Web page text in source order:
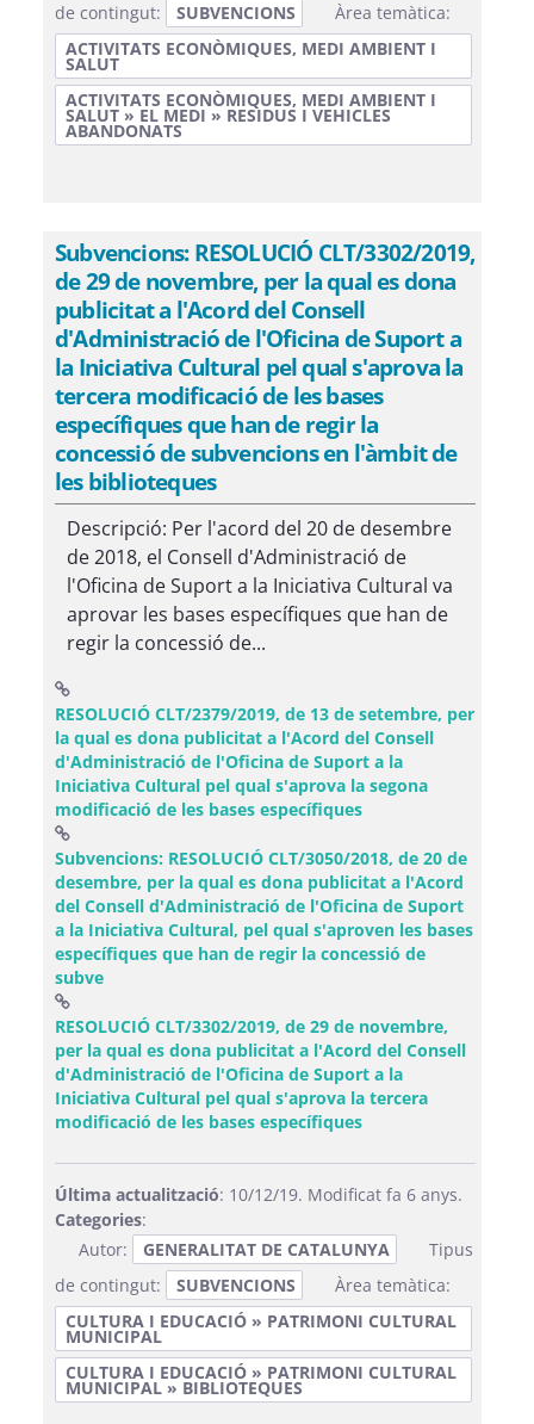
de contingut:
SUBVENCIONS
Àrea temàtica:
ACTIVITATS ECONÒMIQUES, MEDI AMBIENT I
SALUT
ACTIVITATS ECONÒMIQUES, MEDI AMBIENT I
SALUT » EL MEDI » RESIDUS I VEHICLES
ABANDONATS
Subvencions: RESOLUCIÓ CLT/3302/2019,
de 29 de novembre, per la qual es dona
publicitat a l'Acord del Consell
d'Administració de l'Oficina de Suport a
la Iniciativa Cultural pel qual s'aprova la
tercera modificació de les bases
específiques que han de regir la
concessió de subvencions en l'àmbit de
les biblioteques
Descripció: Per l'acord del 20 de desembre
de 2018, el Consell d'Administració de
l'Oficina de Suport a la Iniciativa Cultural va
aprovar les bases específiques que han de
regir la concessió de...
RESOLUCIÓ CLT/2379/2019, de 13 de setembre, per
la qual es dona publicitat a l'Acord del Consell
d'Administració de l'Oficina de Suport a la
Iniciativa Cultural pel qual s'aprova la segona
modificació de les bases específiques(Obre una finestra
Subvencions: RESOLUCIÓ CLT/3050/2018, de 20 de
desembre, per la qual es dona publicitat a l'Acord
del Consell d'Administració de l'Oficina de Suport
a la Iniciativa Cultural, pel qual s'aproven les bases
específiques que han de regir la concessió de
subve(Obre una finestra nova)
RESOLUCIÓ CLT/3302/2019, de 29 de novembre,
per la qual es dona publicitat a l'Acord del Consell
d'Administració de l'Oficina de Suport a la
Iniciativa Cultural pel qual s'aprova la tercera
modificació de les bases específiques(Obre una finestra
Última actualització: 10/12/19. Modificat fa 6 anys.
Categories:
Autor:
GENERALITAT DE CATALUNYA
Tipus
de contingut:
SUBVENCIONS
Àrea temàtica:
CULTURA I EDUCACIÓ » PATRIMONI CULTURAL
MUNICIPAL
CULTURA I EDUCACIÓ » PATRIMONI CULTURAL
MUNICIPAL » BIBLIOTEQUES